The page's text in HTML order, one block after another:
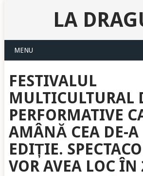
LA
MENU
FESTIVALUL
MULTICULTURAL
PERFORMATIVE
AMÂNĂ CEA DE-A
EDIȚIE.
VOR AVEA LOC ÎN